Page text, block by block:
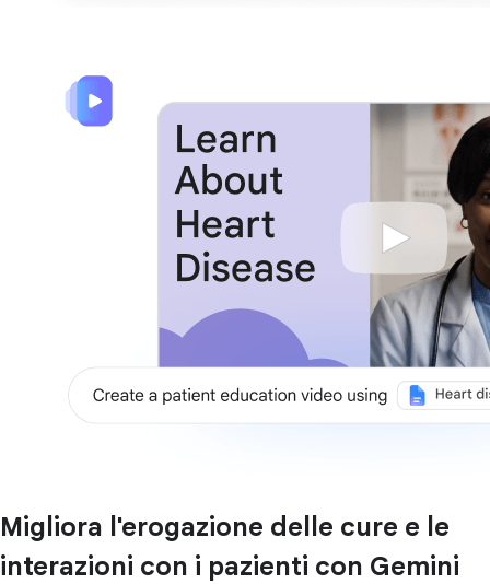
Migliora l'erogazione delle cure e le
interazioni con i pazienti con Gemini